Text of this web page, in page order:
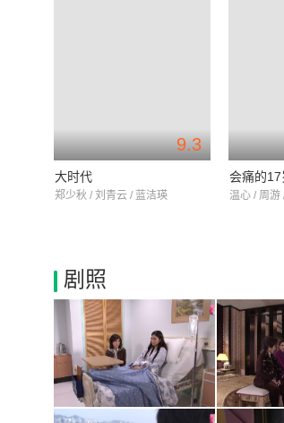
9.3
大时代
郑少秋 / 刘青云 / 蓝洁瑛
会痛的17
温心 / 周游
剧照